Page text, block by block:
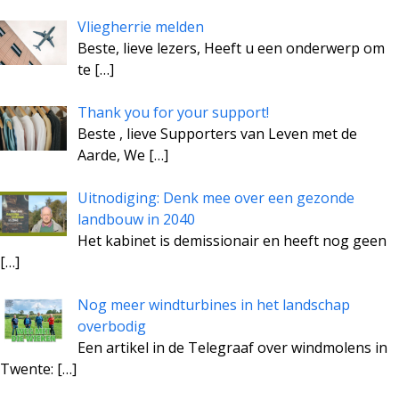
Vliegherrie melden
Beste, lieve lezers, Heeft u een onderwerp om
te […]
Thank you for your support!
Beste , lieve Supporters van Leven met de
Aarde, We […]
Uitnodiging: Denk mee over een gezonde
landbouw in 2040
Het kabinet is demissionair en heeft nog geen
[…]
Nog meer windturbines in het landschap
overbodig
Een artikel in de Telegraaf over windmolens in
Twente: […]